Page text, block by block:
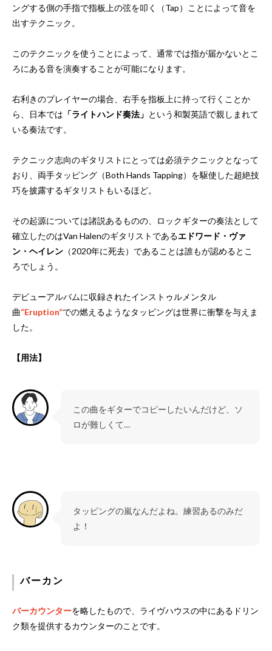
ングする側の手指で指板上の弦を叩く（Tap）ことによって音を
出すテクニック。
このテクニックを使うことによって、通常では指が届かないとこ
ろにある音を演奏することが可能になります。
右利きのプレイヤーの場合、右手を指板上に持って行くことか
ら、日本では 「ライトハンド奏法」 という和製英語で親しまれて
いる奏法です。
テクニック志向のギタリストにとっては必須テクニックとなって
おり、両手タッピング（Both Hands Tapping）を駆使した超絶技
巧を披露するギタリストもいるほど。
その起源については諸説あるものの、ロックギターの奏法として
確立したのはVan Halenのギタリストであるエドワード・ヴァ
ン・ヘイレン （2020年に死去）であることは誰もが認めるとこ
ろでしょう。
デビューアルバムに収録されたインストゥルメンタル
曲“Eruption”での燃えるようなタッピングは世界に衝撃を与えま
した。
【用法】
この曲をギターでコピーしたいんだけど、ソ
ロが難しくて…
タッピングの嵐なんだよね。練習あるのみだ
よ！
バーカン
バーカウンターを略したもので、ライヴハウスの中にあるドリン
ク類を提供するカウンターのことです。